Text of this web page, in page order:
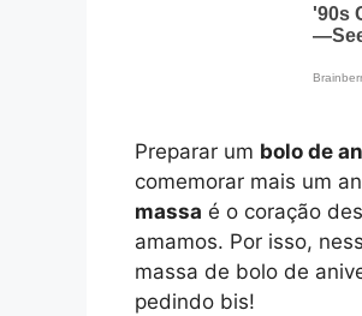
Preparar um bolo de
comemorar mais um
massa é o coração
amamos. Por isso,
massa de bolo de
pedindo bis!